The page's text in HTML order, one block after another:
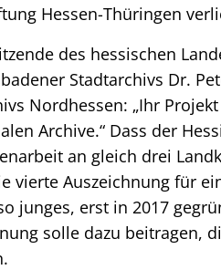
Hessen-Thüringen
des hessischen
Stadtarchivs Dr.
Nordhessen: „Ihr
Archive.“ Dass der
an gleich drei
vierte Auszeichnung für
junges, erst in 2017
solle dazu beitragen,